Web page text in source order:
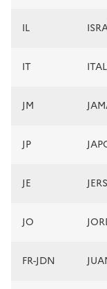
IL
IT
JM
JP
JE
JO
FR-JDN